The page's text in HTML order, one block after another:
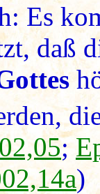
Es
daß
;
)